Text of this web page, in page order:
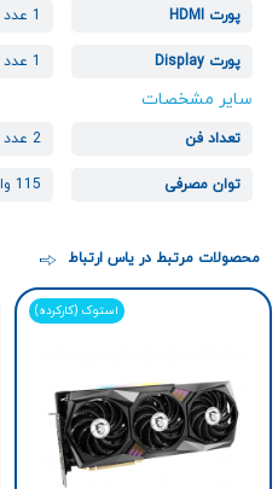
پورت HDMI 1 عدد
پورت Display 1 عدد
سایر مشخصات
تعداد فن 2 عدد
توان مصرفی 115 وات
محصولات مرتبط در یاس ارتباط
استوک (کارکرده)